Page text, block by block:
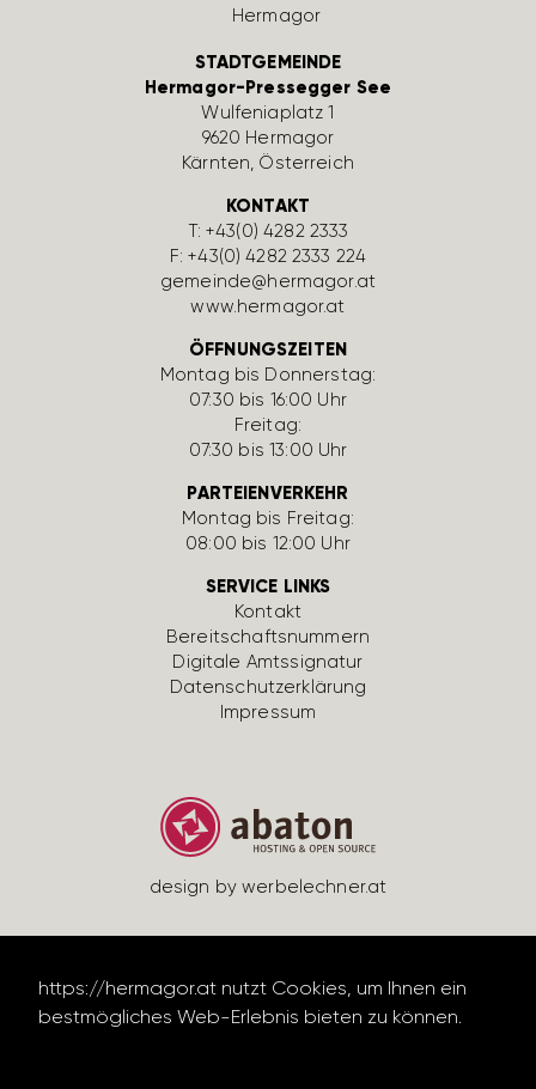
https://hermagor.at nutzt Cookies, um Ihnen ein
bestmögliches Web-Erlebnis bieten zu können.
STADTGEMEINDE
Hermagor-Pressegger See
Wulfe­nia­platz 1
9620 Hermagor
Kärnten, Öster­reich
KONTAKT
T:+43(0) 4282 2333
F: +43(0) 4282 2333 224
gemeinde@hermagor.at
www.hermagor.at
ÖFFNUNGSZEITEN
Montag bis Donnerstag:
07:30 bis 16:00 Uhr
Freitag:
07:30 bis 13:00 Uhr
PARTEIENVERKEHR
Montag bis Freitag:
08:00 bis 12:00 Uhr
SERVICE LINKS
Kontakt
Bereit­schafts­num­mern
Digi­tale Amts­si­gnatur
Daten­schutz­er­klä­rung
Impressum
design by werbe­lechner.at